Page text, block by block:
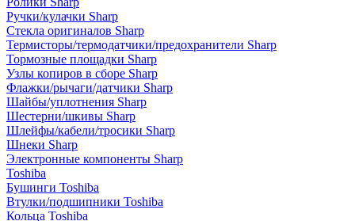
Ручки/кулачки Sharp
Стекла оригиналов Sharp
Термисторы/термодатчики/предохранители Sharp
Тормозные площадки Sharp
Узлы копиров в сборе Sharp
Флажки/рычаги/датчики Sharp
Шайбы/уплотнения Sharp
Шестерни/шкивы Sharp
Шлейфы/кабели/тросики Sharp
Шнеки Sharp
Электронные компоненты Sharp
Toshiba
Бушинги Toshiba
Втулки/подшипники Toshiba
Кольца Toshiba